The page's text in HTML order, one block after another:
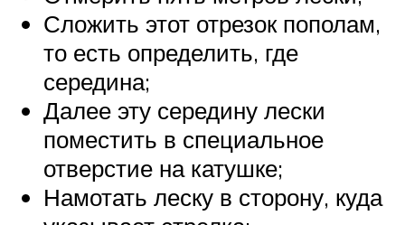
Сложить этот отрезок пополам,
то есть определить, где
середина;
Далее эту середину лески
поместить в специальное
отверстие на катушке;
Намотать леску в сторону, куда